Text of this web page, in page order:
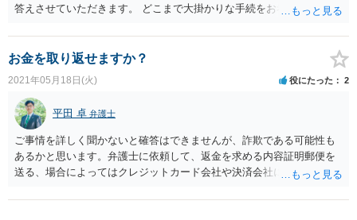
答えさせていただきます。 どこまで大掛かりな手続をお考えかにもよ
し、通知書を送付して弁護士を通し交渉する、あるいは慰謝料請求の
訴訟を起こすなどの手段は考えられるように思いました。 弁護士や裁
判所から書面が来ているとなれば、不倫相手もさすがに対応しようと
気持ちが変わることも多いためです。
お金を取り返せますか？
2021年05月18日(火) 役にたった 2
平田 卓 弁護士
ご事情を詳しく聞かないと確答はできませんが、詐欺である可能性も
あるかと思います。弁護士に依頼して、返金を求める内容証明郵便を
送る、場合によってはクレジットカード会社や決済会社に返金処理を
インの履歴や当時の書面をもってご相談されることをお勧めいたしま